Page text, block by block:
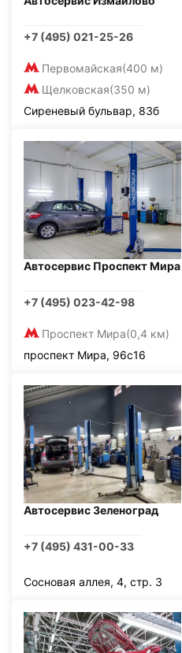
+7 (495) 021-25-26
Первомайская(400 м)
Щелковская(350 м)
Сиреневый бульвар, 83б
Автосервис Проспект Мира
+7 (495) 023-42-98
Проспект Мира(0,4 км)
проспект Мира, 96с16
Автосервис Зеленоград
+7 (495) 431-00-33
Сосновая аллея, 4, стр. 3